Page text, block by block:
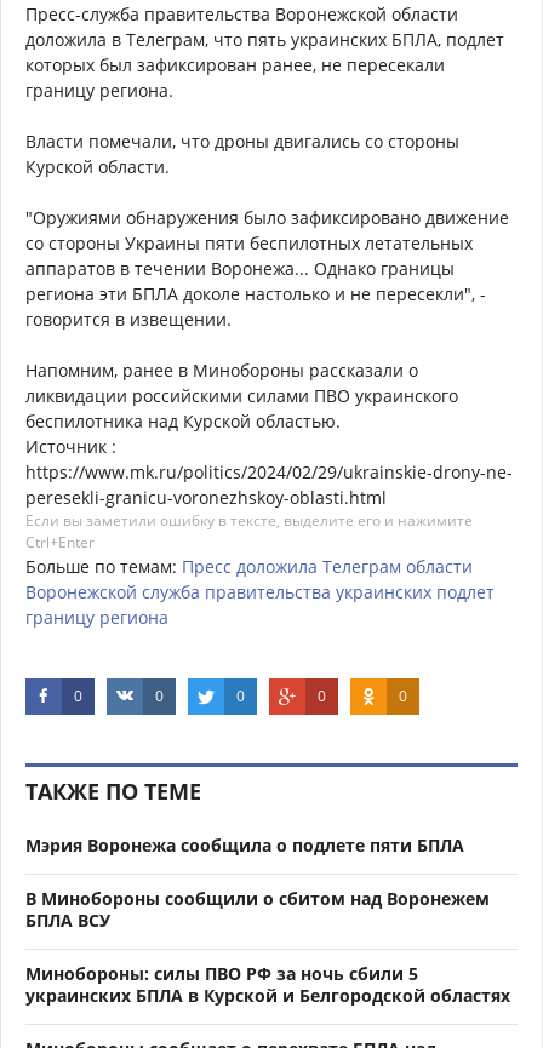
Пресс-служба правительства Воронежской области
доложила в Телеграм, что пять украинских БПЛА, подлет
которых был зафиксирован ранее, не пересекали
границу региона.
Власти помечали, что дроны двигались со стороны
Курской области.
"Оружиями обнаружения было зафиксировано движение
со стороны Украины пяти беспилотных летательных
аппаратов в течении Воронежа... Однако границы
региона эти БПЛА доколе настолько и не пересекли", -
говорится в извещении.
Напомним, ранее в Минобороны рассказали о
ликвидации российскими силами ПВО украинского
беспилотника над Курской областью.
Источник :
https://www.mk.ru/politics/2024/02/29/ukrainskie-drony-ne-
peresekli-granicu-voronezhskoy-oblasti.html
Если вы заметили ошибку в тексте, выделите его и нажимите
Ctrl+Enter
Больше по темам: Пресс доложила Телеграм области
Воронежской служба правительства украинских подлет
границу региона
0 0 0 0 0
ТАКЖЕ ПО ТЕМЕ
Мэрия Воронежа сообщила о подлете пяти БПЛА
В Минобороны сообщили о сбитом над Воронежем
БПЛА ВСУ
Минобороны: силы ПВО РФ за ночь сбили 5
украинских БПЛА в Курской и Белгородской областях